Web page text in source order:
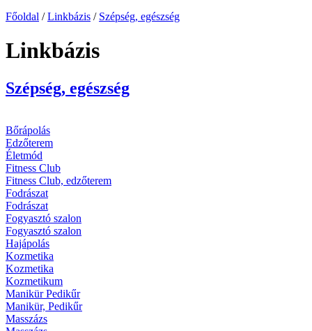
Főoldal /Linkbázis / Szépség, egészség
Linkbázis
Szépség, egészség
Bőrápolás
Edzőterem
Életmód
Fitness Club
Fitness Club, edzőterem
Fodrászat
Fodrászat
Fogyasztó szalon
Fogyasztó szalon
Hajápolás
Kozmetika
Kozmetika
Kozmetikum
Manikür Pedikűr
Manikür, Pedikűr
Masszázs